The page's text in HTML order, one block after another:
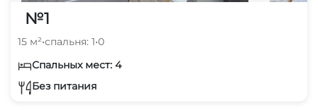
№1
15 м²•спальня: 1•0
Спальных мест: 4
Без питания